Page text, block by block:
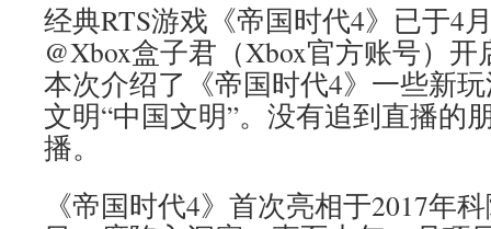
经典RTS游戏《帝国时代4》已于4
@Xbox盒子君（Xbox官方账号）
本次介绍了《帝国时代4》一些新
文明“中国文明”。没有追到直播的
播。
《帝国时代4》首次亮相于2017年